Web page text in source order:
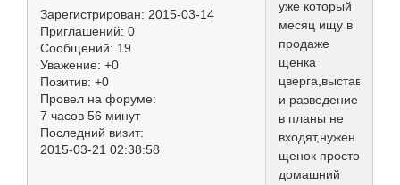
Зарегистрирован: 2015-03-14
Приглашений: 0
Сообщений: 19
Уважение: +0
Позитив: +0
Провел на форуме:
7 часов 56 минут
Последний визит:
2015-03-21 02:38:58
уже который
месяц ищу в
продаже
щенка
цверга,выставки
и разведение
в планы не
входят,нужен
щенок просто
домашний